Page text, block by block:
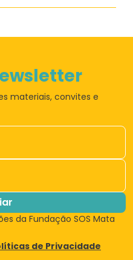
materiais, convites e
da Fundação SOS Mata
de Privacidade